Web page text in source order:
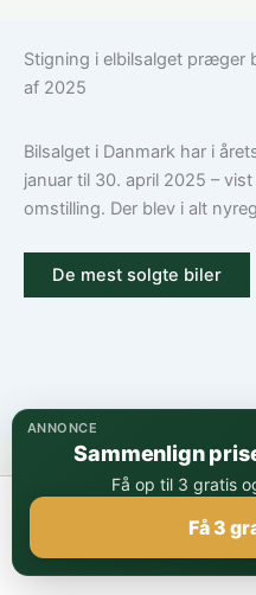
Stigning i elbilsalget præger
af 2025
Bilsalget i Danmark har i
januar til 30. april 2025 –
omstilling. Der blev i alt
De mest solgte biler
Copyright © 2026 |
ANNONCE
Sammenlign
Få op til 3 gratis
Få 3